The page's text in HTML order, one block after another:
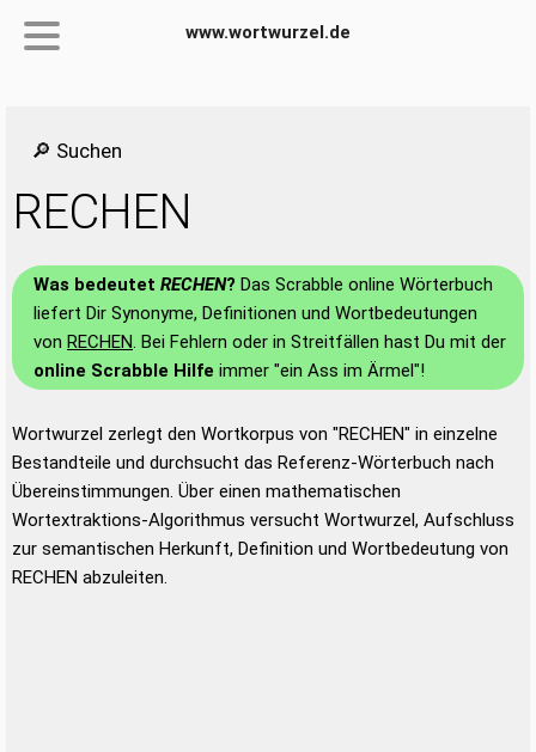
www.wortwurzel.de
🔎 Suchen
RECHEN
Was bedeutet RECHEN? Das Scrabble online Wörterbuch
liefert Dir Synonyme, Definitionen und Wortbedeutungen
von RECHEN. Bei Fehlern oder in Streitfällen hast Du mit der
online Scrabble Hilfe immer "ein Ass im Ärmel"!
Wortwurzel zerlegt den Wortkorpus von "RECHEN" in einzelne
Bestandteile und durchsucht das Referenz-Wörterbuch nach
Übereinstimmungen. Über einen mathematischen
Wortextraktions-Algorithmus versucht Wortwurzel, Aufschluss
zur semantischen Herkunft, Definition und Wortbedeutung von
RECHEN abzuleiten.